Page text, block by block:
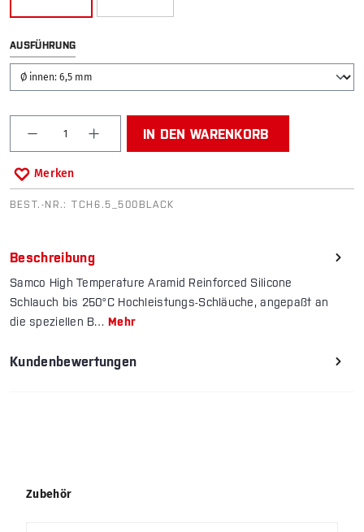
AUSFÜHRUNGAUSWÄHLEN
Produkt Anzahl: Gib den gewünschten Wert ein
IN DEN WARENKORB
Merken
BEST.-NR.:TCH6.5_500BLACK
Beschreibung
Samco High Temperature Aramid Reinforced Silicone
Schlauch bis 250°C Hochleistungs-Schläuche, ange­­paßt an
die speziellen B…Mehr
Kundenbewertungen
Produktgalerie überspringen
Zubehör